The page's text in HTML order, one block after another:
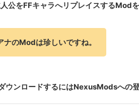
公をFFキャラへリプレイスするMod
ナのModは珍しいですね。
ンロードするにはNexusModsへの